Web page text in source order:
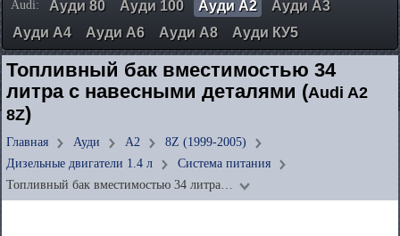
Audi: Ауди 80 Ауди 100 Ауди А2
Ауди А3
Ауди А4
Ауди А6 Ауди А8 Ауди КУ5
Топливный бак вместимостью 34
литра с навесными деталями (Audi A2
8Z)
Главная Ауди А2
8Z (1999-2005)
Дизельные двигатели 1.4 л
Система питания
Топливный бак вместимостью 34 литра…